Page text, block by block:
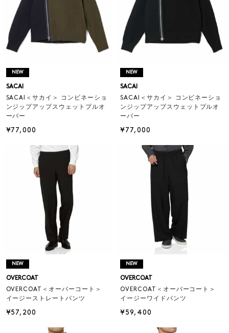
NEW
SACAI
SACAI＜サカイ＞ コンビネーショ
ンジップアップスウェットプルオ
ーバー
¥77,000
NEW
SACAI
SACAI＜サカイ＞ コンビネーショ
ンジップアップスウェットプルオ
ーバー
¥77,000
NEW
OVERCOAT
OVERCOAT＜オーバーコート＞
イージーストレートパンツ
¥57,200
NEW
OVERCOAT
OVERCOAT＜オーバーコート＞
イージーワイドパンツ
¥59,400